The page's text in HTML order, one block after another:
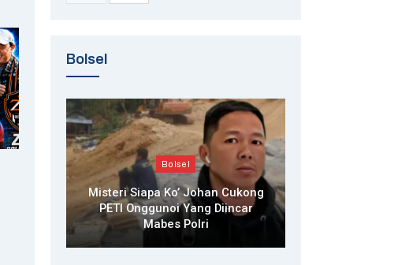
Bolsel
Bolsel
Misteri Siapa Ko’ Johan Cukong
PETI Onggunoi Yang Diincar
Mabes Polri